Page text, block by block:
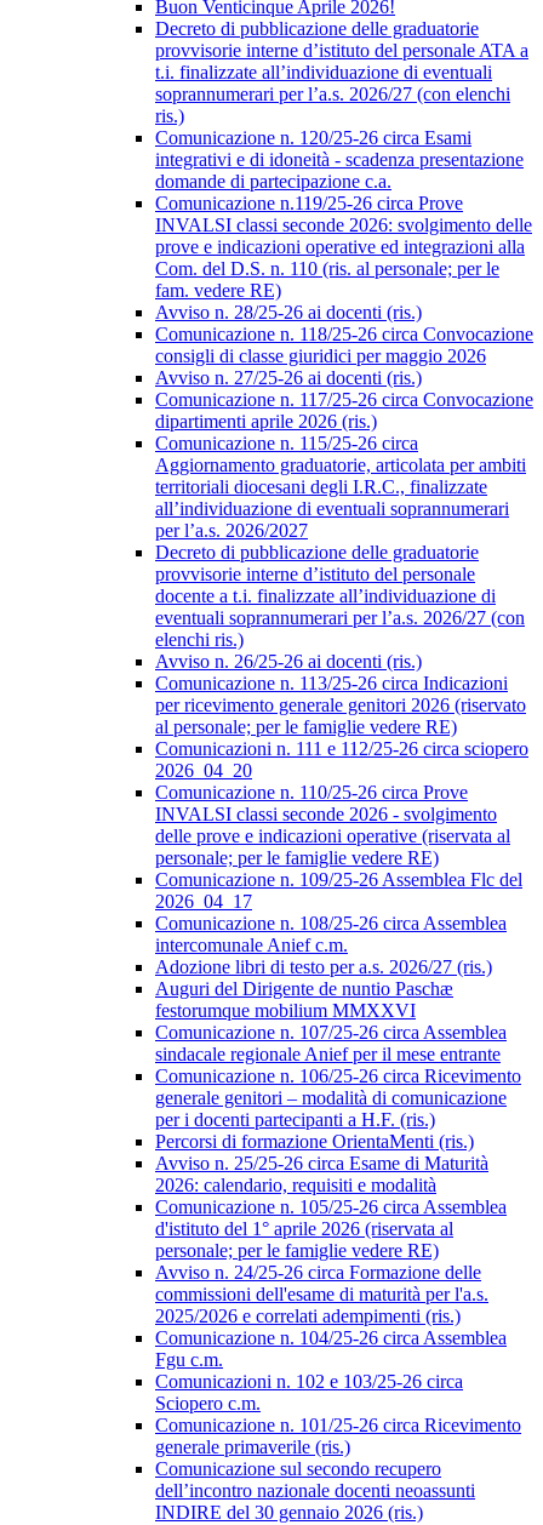
Buon Venticinque Aprile 2026!
Decreto di pubblicazione delle graduatorie
provvisorie interne d’istituto del personale ATA a
t.i. finalizzate all’individuazione di eventuali
soprannumerari per l’a.s. 2026/27 (con elenchi
ris.)
Comunicazione n. 120/25-26 circa Esami
integrativi e di idoneità - scadenza presentazione
domande di partecipazione c.a.
Comunicazione n.119/25-26 circa Prove
INVALSI classi seconde 2026: svolgimento delle
prove e indicazioni operative ed integrazioni alla
Com. del D.S. n. 110 (ris. al personale; per le
fam. vedere RE)
Avviso n. 28/25-26 ai docenti (ris.)
Comunicazione n. 118/25-26 circa Convocazione
consigli di classe giuridici per maggio 2026
Avviso n. 27/25-26 ai docenti (ris.)
Comunicazione n. 117/25-26 circa Convocazione
dipartimenti aprile 2026 (ris.)
Comunicazione n. 115/25-26 circa
Aggiornamento graduatorie, articolata per ambiti
territoriali diocesani degli I.R.C., finalizzate
all’individuazione di eventuali soprannumerari
per l’a.s. 2026/2027
Decreto di pubblicazione delle graduatorie
provvisorie interne d’istituto del personale
docente a t.i. finalizzate all’individuazione di
eventuali soprannumerari per l’a.s. 2026/27 (con
elenchi ris.)
Avviso n. 26/25-26 ai docenti (ris.)
Comunicazione n. 113/25-26 circa Indicazioni
per ricevimento generale genitori 2026 (riservato
al personale; per le famiglie vedere RE)
Comunicazioni n. 111 e 112/25-26 circa sciopero
2026_04_20
Comunicazione n. 110/25-26 circa Prove
INVALSI classi seconde 2026 - svolgimento
delle prove e indicazioni operative (riservata al
personale; per le famiglie vedere RE)
Comunicazione n. 109/25-26 Assemblea Flc del
2026_04_17
Comunicazione n. 108/25-26 circa Assemblea
intercomunale Anief c.m.
Adozione libri di testo per a.s. 2026/27 (ris.)
Auguri del Dirigente de nuntio Paschæ
festorumque mobilium MMXXVI
Comunicazione n. 107/25-26 circa Assemblea
sindacale regionale Anief per il mese entrante
Comunicazione n. 106/25-26 circa Ricevimento
generale genitori – modalità di comunicazione
per i docenti partecipanti a H.F. (ris.)
Percorsi di formazione OrientaMenti (ris.)
Avviso n. 25/25-26 circa Esame di Maturità
2026: calendario, requisiti e modalità
Comunicazione n. 105/25-26 circa Assemblea
d'istituto del 1° aprile 2026 (riservata al
personale; per le famiglie vedere RE)
Avviso n. 24/25-26 circa Formazione delle
commissioni dell'esame di maturità per l'a.s.
2025/2026 e correlati adempimenti (ris.)
Comunicazione n. 104/25-26 circa Assemblea
Fgu c.m.
Comunicazioni n. 102 e 103/25-26 circa
Sciopero c.m.
Comunicazione n. 101/25-26 circa Ricevimento
generale primaverile (ris.)
Comunicazione sul secondo recupero
dell’incontro nazionale docenti neoassunti
INDIRE del 30 gennaio 2026 (ris.)